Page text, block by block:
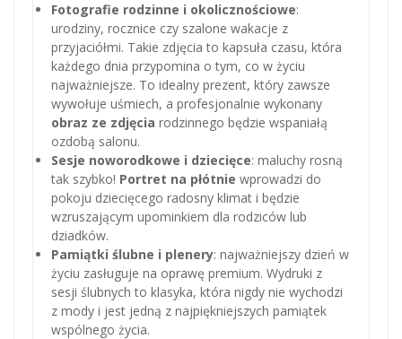
Fotografie rodzinne i okolicznościowe:
urodziny, rocznice czy szalone wakacje z
przyjaciółmi. Takie zdjęcia to kapsuła czasu, która
każdego dnia przypomina o tym, co w życiu
najważniejsze. To idealny prezent, który zawsze
wywołuje uśmiech, a profesjonalnie wykonany
obraz ze zdjęcia rodzinnego będzie wspaniałą
ozdobą salonu.
Sesje noworodkowe i dziecięce: maluchy rosną
tak szybko! Portret na płótnie wprowadzi do
pokoju dziecięcego radosny klimat i będzie
wzruszającym upominkiem dla rodziców lub
dziadków.
Pamiątki ślubne i plenery: najważniejszy dzień w
życiu zasługuje na oprawę premium. Wydruki z
sesji ślubnych to klasyka, która nigdy nie wychodzi
z mody i jest jedną z najpiękniejszych pamiątek
wspólnego życia.